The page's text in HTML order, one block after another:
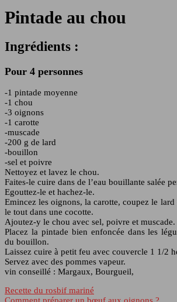
Pintade au chou
Ingrédients :
Pour 4 personnes
-1 pintade moyenne
-1 chou
-3 oignons
-1 carotte
-muscade
-200 g de lard
-bouillon
-sel et poivre
Nettoyez et lavez le chou.
Faites-le cuire dans de l’eau bouillante salée
Egouttez-le et hachez-le.
Emincez les oignons, la carotte, coupez le lard
le tout dans une cocotte.
Ajoutez-y le chou avec sel, poivre et muscade.
Placez la pintade bien enfoncée dans les
du bouillon.
Laissez cuire à petit feu avec couvercle 1 1/2
Servez avec des pommes vapeur.
vin conseillé : Margaux, Bourgueil,
Recette du rosbif mariné